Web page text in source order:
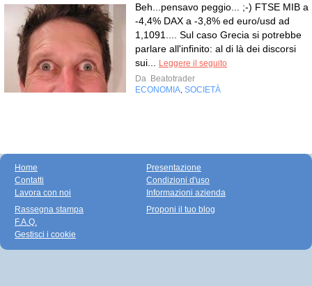
Beh...pensavo peggio... ;-) FTSE MIB a
-4,4% DAX a -3,8% ed euro/usd ad
1,1091.... Sul caso Grecia si potrebbe
parlare all'infinito: al di là dei discorsi
sui...
Leggere il seguito
Da Beatotrader
ECONOMIA SOCIETÀ
Home
Contatti
Lavora con noi
Presentazione
Condizioni d'uso
Informazioni azienda
Rassegna stampa
F.A.Q.
Gestisci i cookie
Proponi il tuo blog